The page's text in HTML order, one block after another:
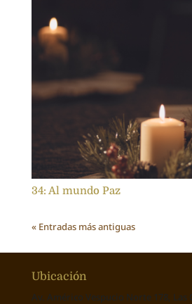
34: Al mundo Paz
« Entradas más antiguas
Ubicación
Av. Américo Vespucio Norte 178, Las